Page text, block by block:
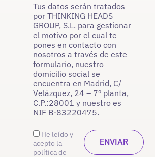
Tus datos serán tratados
por THINKING HEADS
GROUP, S.L. para gestionar
el motivo por el cual te
pones en contacto con
nosotros a través de este
formulario, nuestro
domicilio social se
encuentra en Madrid, C/
Velázquez, 24 – 7º planta,
C.P.:28001 y nuestro es
NIF B-83220475.
He leído y
acepto la
política de